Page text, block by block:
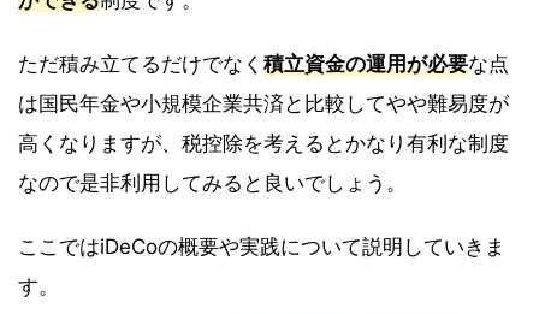
ただ積み立てるだけでなく 積立資金の運用が必要な点
は国民年金や小規模企業共済と比較してやや難易度が
高くなりますが、税控除を考えるとかなり有利な制度
なので是非利用してみると良いでしょう。
ここではiDeCoの概要や実践について説明していきま
す。